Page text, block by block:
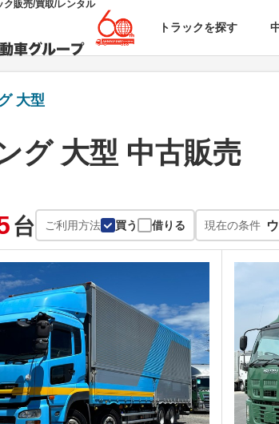
ク販売/買取/レンタル
トラックを探す
大型
グ 大型 中古販売
台 ご利用方法 買う 借りる 現在の条件